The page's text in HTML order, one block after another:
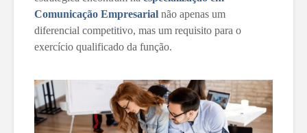
Comunicação Empresarial não apenas um
diferencial competitivo, mas um requisito para o
exercício qualificado da função.